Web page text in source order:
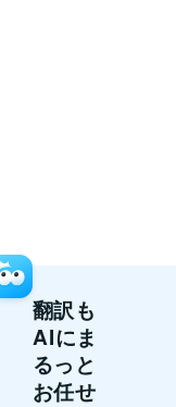
翻訳も
AIにま
るっと
お任せ